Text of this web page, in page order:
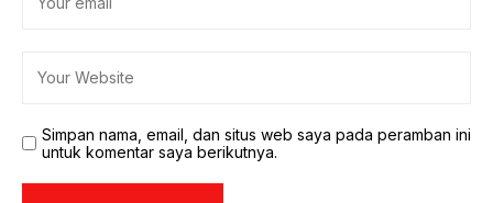
Simpan nama, email, dan situs web saya pada peramban ini
untuk komentar saya berikutnya.